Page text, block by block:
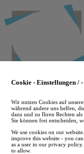
to
main
Cookie - Einstellungen / -
Wir nutzen Cookies auf
während andere uns helfen,
dazu und zu Ihren Rechten
Sie können frei entscheiden,
We use cookies on our
improve this website - you
as a user in our privacy
to allow.